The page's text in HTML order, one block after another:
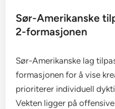
Sør-Amerikanske
2-formasjonen
Sør-Amerikanske lag
formasjonen for å vise
prioriterer individuell
Vekten ligger på